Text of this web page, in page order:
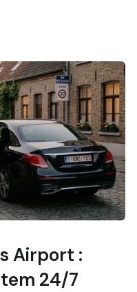
Airport :
24/7